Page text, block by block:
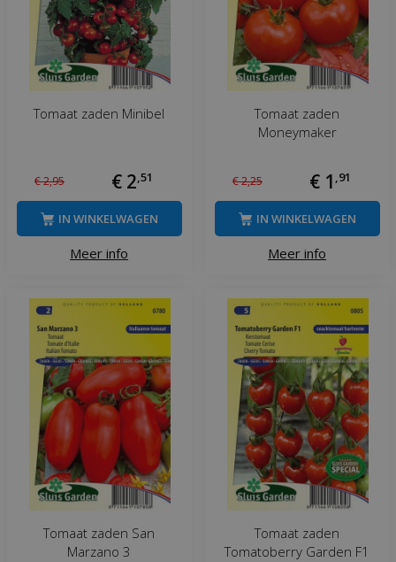
Tomaat zaden Minibel
€2,95 € 2,51
Meer info
IN WINKELWAGEN
Tomaat zaden
Moneymaker
€2,25 € 1 ,91
Meer info
IN WINKELWAGEN
Tomaat zaden San
Marzano 3
Tomaat zaden
Tomatoberry Garden F1